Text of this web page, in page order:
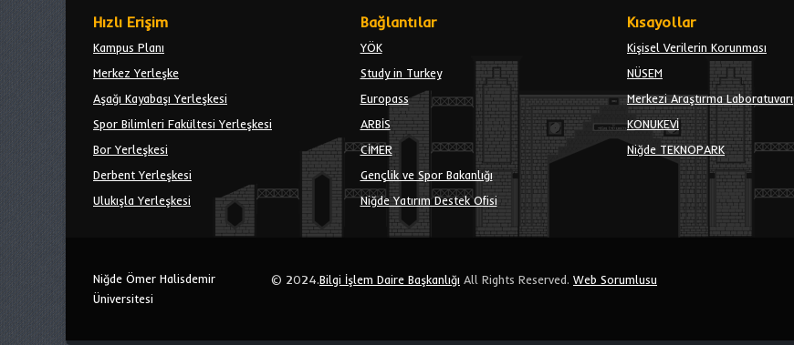
Hızlı Erişim
Kampus Planı
Merkez Yerleşke
Aşağı Kayabaşı Yerleşkesi
Spor Bilimleri Fakültesi Yerleşkesi
Bor Yerleşkesi
Derbent Yerleşkesi
Ulukışla Yerleşkesi
Bağlantılar
YÖK
Study in Turkey
Europass
ARBİS
CİMER
Gençlik ve Spor Bakanlığı
Niğde Yatırım Destek Ofisi
Kısayollar
Kişisel Verilerin Korunması
NÜSEM
Merkezi Araştırma Laboratuvarı
KONUKEVİ
Niğde TEKNOPARK
Niğde Ömer Halisdemir
Üniversitesi
© 2024.Bilgi İşlem Daire Başkanlığı All Rights Reserved. Web Sorumlusu